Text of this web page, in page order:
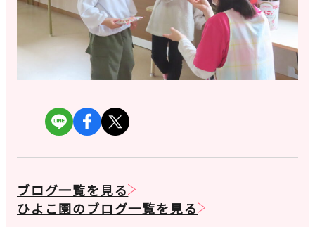
ブログ一覧を見る
ひよこ園のブログ一覧を見る